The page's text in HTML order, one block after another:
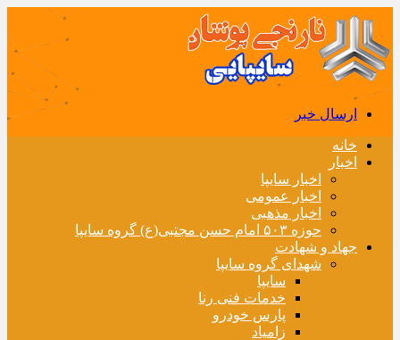
ارسال خبر
خانه
اخبار
اخبار سایپا
اخبار عمومی
اخبار مذهبی
حوزه ۵۰۳ امام حسن مجتبی(ع) گروه سایپا
جهاد و شهادت
شهدای گروه سایپا
سایپا
خدمات فنی رنا
پارس خودرو
زامیاد